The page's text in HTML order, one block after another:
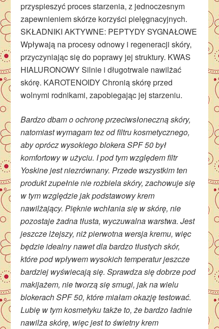
przyspieszyć proces starzenia, z jednoczesnym
zapewnieniem skórze korzyści pielęgnacyjnych.
SKŁADNIKI AKTYWNE: PEPTYDY SYGNAŁOWE
Wpływają na procesy odnowy i regeneracji skóry,
przyczyniając się do poprawy jej struktury. KWAS
HIALURONOWY Silnie i długotrwale nawilżać
skórę. KAROTENOIDY Chronią skórę przed
wolnymi rodnikami, zapobiegając jej starzeniu.
Bardzo dbam o ochronę przeciwsłoneczną skóry,
natomiast wymagam tez od filtru kosmetycznego,
aby oprócz wysokiego blokera SPF 50 był
komfortowy w użyciu. I pod tym względem filtr
Yoskine jest niezrównany. Przede wszystkim ten
produkt zupełnie nie rozbiela skóry, zachowuje się
w tym względzie jak podstawowy krem
nawilżający. Pięknie wchłania się w skórę, nie
pozostaje żadna tłusta, wyczuwalna warstwa. Jest
jeszcze lżejszy, niż pierwotna wersja kremu, więc
będzie idealny nawet dla bardzo tłustych skór,
które pod wpływem wysokich temperatur jeszcze
bardziej wyświecają się. Sprawdza się dobrze pod
makijażem, nie tworzą się smugi, jak na wielu
blokerach SPF 50, które miałam okazję testować.
Lubię w tym kosmetyku także to, że bardzo ładnie
nawilża skórę, więc jest to świetny krem